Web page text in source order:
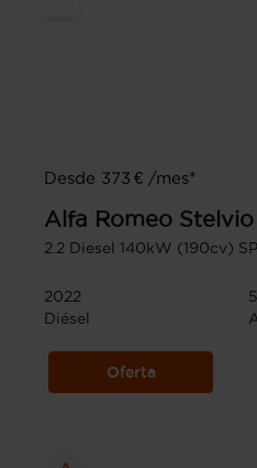
Desde 373 € /mes*
Alfa Romeo Stelvio
2.2 Diesel 140kW (190cv)
2022
Diésel
Oferta